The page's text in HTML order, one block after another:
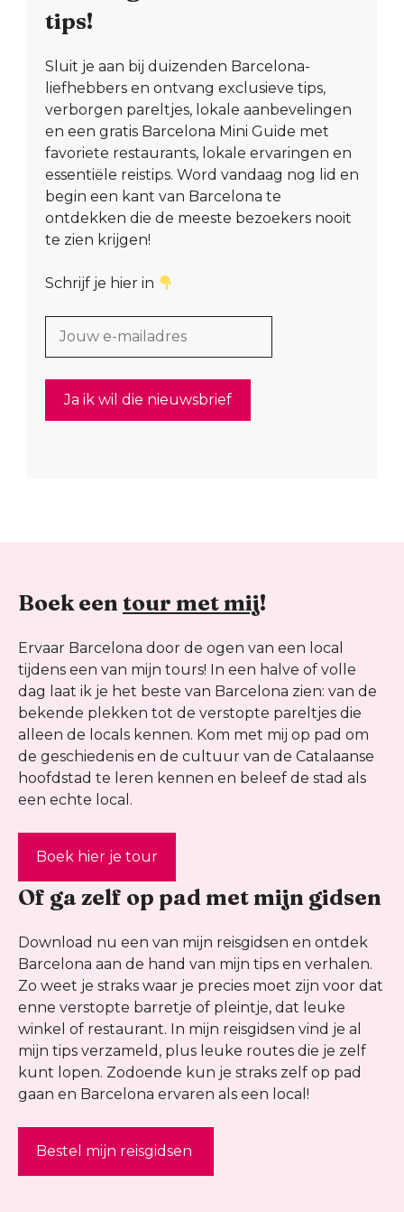
tips!
Sluit je aan bij duizenden Barcelona-
liefhebbers en ontvang exclusieve tips,
verborgen pareltjes, lokale aanbevelingen
en een gratis Barcelona Mini Guide met
favoriete restaurants, lokale ervaringen en
essentiële reistips. Word vandaag nog lid en
begin een kant van Barcelona te
ontdekken die de meeste bezoekers nooit
te zien krijgen!
Schrijf je hier in
Boek een tour met mij!
Ervaar Barcelona door de ogen van een local
tijdens een van mijn tours! In een halve of volle
dag laat ik je het beste van Barcelona zien: van de
bekende plekken tot de verstopte pareltjes die
alleen de locals kennen. Kom met mij op pad om
de geschiedenis en de cultuur van de Catalaanse
hoofdstad te leren kennen en beleef de stad als
een echte local.
Boek hier je tour
Of ga zelf op pad met mijn gidsen
Download nu een van mijn reisgidsen en ontdek
Barcelona aan de hand van mijn tips en verhalen.
Zo weet je straks waar je precies moet zijn voor dat
enne verstopte barretje of pleintje, dat leuke
winkel of restaurant. In mijn reisgidsen vind je al
mijn tips verzameld, plus leuke routes die je zelf
kunt lopen. Zodoende kun je straks zelf op pad
gaan en Barcelona ervaren als een local!
Bestel mijn reisgidsen